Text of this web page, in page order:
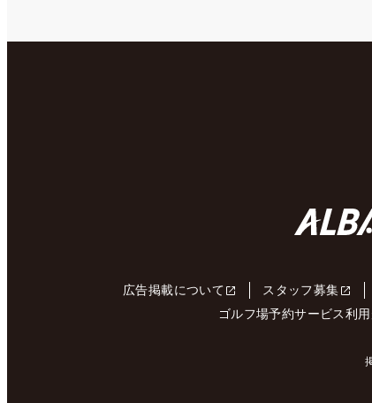
広告掲載について スタッフ募集
ゴルフ場予約サービス利